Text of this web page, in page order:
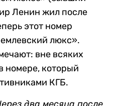
Ленин жил после
этот номер
люкс».
вне всяких
номере, который
КГБ.